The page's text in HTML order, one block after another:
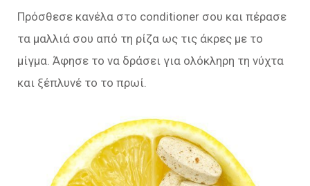
Πρόσθεσε κανέλα στο conditioner σου και πέρασε
τα μαλλιά σου από τη ρίζα ως τις άκρες με το
μίγμα. Άφησε το να δράσει για ολόκληρη τη νύχτα
και ξέπλυνέ το το πρωί.